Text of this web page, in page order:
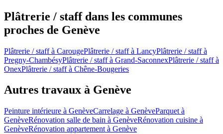
Plâtrerie / staff dans les communes
proches de Genève
Plâtrerie / staff à CarougePlâtrerie / staff à LancyPlâtrerie / staff à
Pregny-ChambésyPlâtrerie / staff à Grand-SaconnexPlâtrerie / staff à
OnexPlâtrerie / staff à Chêne-Bougeries
Autres travaux à Genève
Peinture intérieure à GenèveCarrelage à GenèveParquet à
GenèveRénovation salle de bain à GenèveRénovation cuisine à
GenèveRénovation appartement à Genève